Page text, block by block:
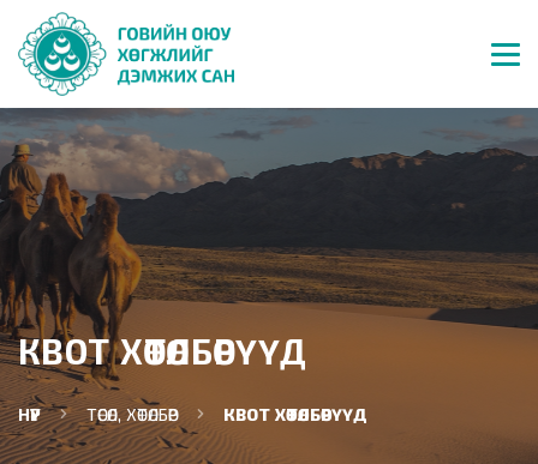
КВОТ ХӨТӨЛБӨРҮҮД
НҮҮР ТӨСӨЛ, ХӨТӨЛБӨР КВОТ ХӨТӨЛБӨРҮҮД